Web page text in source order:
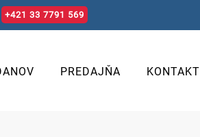
+421 33 7791 569
PREDAJŇA KONTAKT